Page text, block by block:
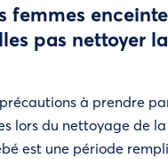
femmes
pas nettoyer
à prendre
lors du nettoyage de
est une période